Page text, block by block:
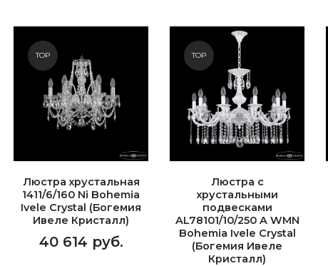
TOP
Люстра хрустальная
1411/6/160 Ni Bohemia
Ivele Crystal (Богемия
Ивеле Кристалл)
40 614 руб.
TOP
Люстра с
хрустальными
подвесками
AL78101/10/250 A WMN
Bohemia Ivele Crystal
(Богемия Ивеле
Кристалл)